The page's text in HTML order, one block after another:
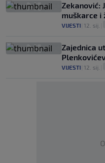
Zekanović:
muškarce i
VIJESTI 12. sij.
Zajednica
VIJESTI 12. sij.